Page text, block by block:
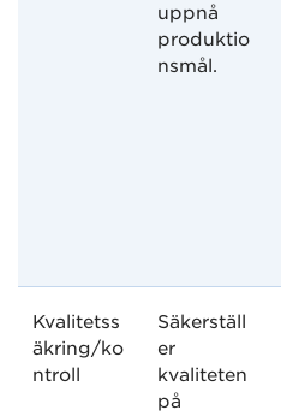
uppnå
produktio
nsmål.
Kvalitetss
äkring/ko
ntroll
Säkerställ
er
kvaliteten
på